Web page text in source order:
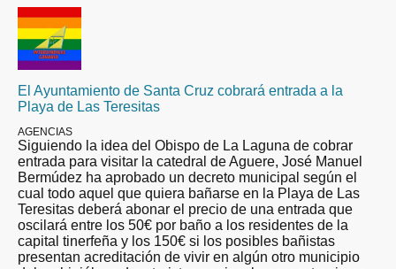
El Ayuntamiento de Santa Cruz cobrará entrada a la
Playa de Las Teresitas
AGENCIAS
Siguiendo la idea del Obispo de La Laguna de cobrar
entrada para visitar la catedral de Aguere, José Manuel
Bermúdez ha aprobado un decreto municipal según el
cual todo aquel que quiera bañarse en la Playa de Las
Teresitas deberá abonar el precio de una entrada que
oscilará entre los 50€ por baño a los residentes de la
capital tinerfeña y los 150€ si los posibles bañistas
presentan acreditación de vivir en algún otro municipio